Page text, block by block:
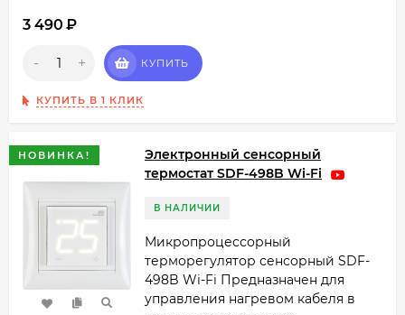
3 490 ₽
- + КУПИТЬ
КУПИТЬ В 1 КЛИК
НОВИНКА!
Электронный сенсорный
термостат SDF-498B Wi-Fi
В НАЛИЧИИ
Микропроцессорный
терморегулятор сенсорный SDF-
498B Wi-Fi Предназначен для
управления нагревом кабеля в